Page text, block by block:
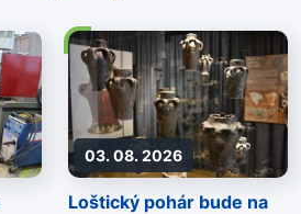
03. 08. 2026
Loštický pohár bude na